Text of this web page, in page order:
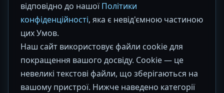
відповідно до нашоїПолітики
конфіденційності, яка є невід'ємною частиною
цих Умов.
Наш сайт використовує файли cookie для
покращення вашого досвіду. Cookie — це
невеликі текстові файли, що зберігаються на
вашому пристрої. Нижче наведено категорії